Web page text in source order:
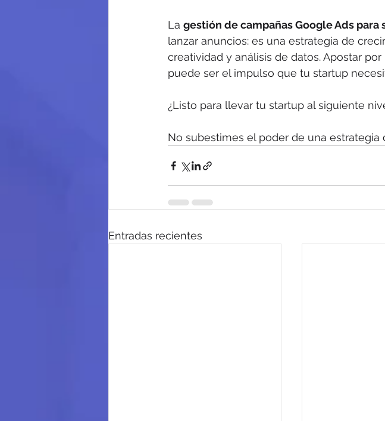
La gestión de campañas Google Ads
lanzar anuncios: es una estrategia de
creatividad y análisis de datos. Apostar
puede ser el impulso que tu startup
¿Listo para llevar tu startup al siguiente
No subestimes el poder de una estrategia
Entradas recientes